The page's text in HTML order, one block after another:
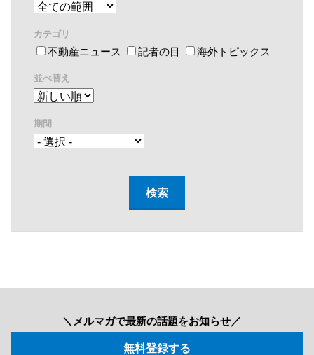
カテゴリ
不動産ニュース 記者の目 海外トピックス
並べ替え
期間
＼メルマガで最新の話題をお知らせ／